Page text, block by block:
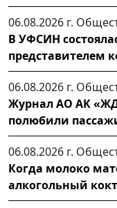
06.08.2026 г.
В УФСИН
06.08.2026 г.
Журнал АО АК
полюбили
06.08.2026 г.
Когда молоко
алкогольный